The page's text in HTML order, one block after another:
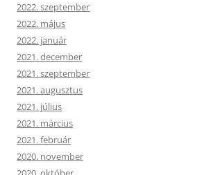
2022. szeptember
2022. május
2022. január
2021. december
2021. szeptember
2021. augusztus
2021. július
2021. március
2021. február
2020. november